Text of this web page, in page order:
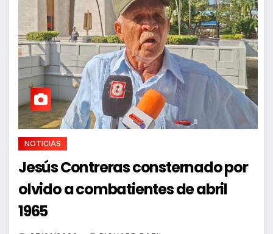
NOTICIAS
Jesús Contreras consternado por
olvido a combatientes de abril
1965